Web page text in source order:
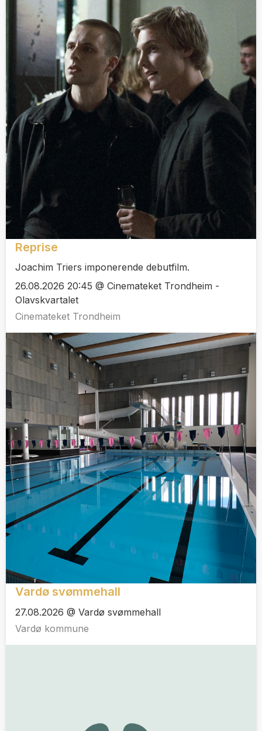
Reprise
Joachim Triers imponerende debutfilm.
26.08.2026 20:45 @ Cinemateket Trondheim -
Olavskvartalet
Cinemateket Trondheim
Vardø svømmehall
27.08.2026 @ Vardø svømmehall
Vardø kommune